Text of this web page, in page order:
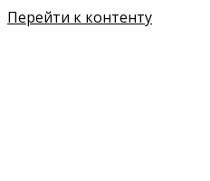
Перейти к контенту